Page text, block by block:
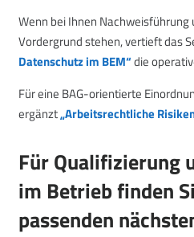
Wenn bei Ihnen
Vordergrund stehen, vertieft das
Datenschutz im BEM“die
Für eine BAG-orientierte
ergänzt„Arbeitsrechtliche
Für Qualifizierung
im Betrieb finden
passenden